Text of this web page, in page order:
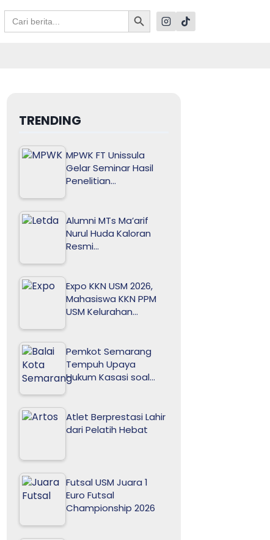
Search
for:
Search Button
TRENDING
MPWK FT Unissula
Gelar Seminar Hasil
Penelitian…
Alumni MTs Ma’arif
Nurul Huda Kaloran
Resmi…
Expo KKN USM 2026,
Mahasiswa KKN PPM
USM Kelurahan…
Pemkot Semarang
Tempuh Upaya
Hukum Kasasi soal…
Atlet Berprestasi Lahir
dari Pelatih Hebat
Futsal USM Juara 1
Euro Futsal
Championship 2026